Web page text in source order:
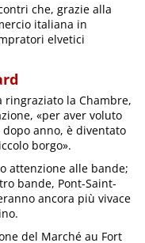
che, grazie alla
italiana in
elvetici
ringraziato la Chambre,
«per aver voluto
anno, è diventato
borgo».
attenzione alle bande;
bande, Pont-Saint-
ancora più vivace
del Marché au Fort